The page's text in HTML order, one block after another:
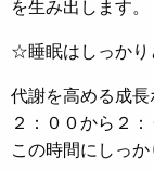
を生み出します。
☆睡眠はしっかり
代謝を高める成
２：００から２：
この時間にしっか